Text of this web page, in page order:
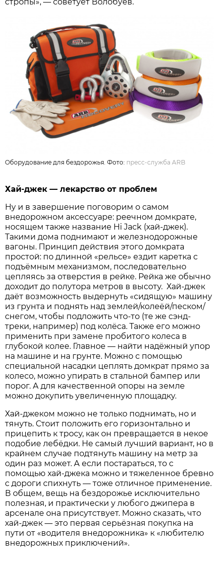
Оборудование для бездорожья. Фото: пресс-служба ARB
Хай-джек — лекарство от проблем
Ну и в завершение поговорим о самом
внедорожном аксессуаре: реечном домкрате,
носящем также название Hi Jack (хай-джек).
Такими дома поднимают и железнодорожные
вагоны. Принцип действия этого домкрата
простой: по длинной «рельсе» ездит каретка с
подъёмным механизмом, последовательно
цепляясь за отверстия в рейке. Рейка же обычно
доходит до полутора метров в высоту. Хай-джек
даёт возможность выдернуть «сидящую» машину
из грунта и поднять над землей/колеёй/песком/
снегом, чтобы подложить что-то (те же сэнд-
треки, например) под колёса. Также его можно
применить при замене пробитого колеса в
глубокой колее. Главное — найти надёжный упор
на машине и на грунте. Можно с помощью
специальной насадки цеплять домкрат прямо за
колесо, можно упирать в стальной бампер или
порог. А для качественной опоры на земле
можно докупить увеличенную площадку.
Хай-джеком можно не только поднимать, но и
тянуть. Стоит положить его горизонтально и
прицепить к тросу, как он превращается в некое
подобие лебёдки. Не самый лучший вариант, но в
крайнем случае подтянуть машину на метр за
один раз может. А если постараться, то с
помощью хай-джека можно и тяжеленное бревно
с дороги спихнуть — тоже отличное применение.
В общем, вещь на бездорожье исключительно
полезная, и практически у любого джипера в
арсенале она присутствует. Можно сказать, что
хай-джек — это первая серьёзная покупка на
пути от «водителя внедорожника» к «любителю
внедорожных приключений».